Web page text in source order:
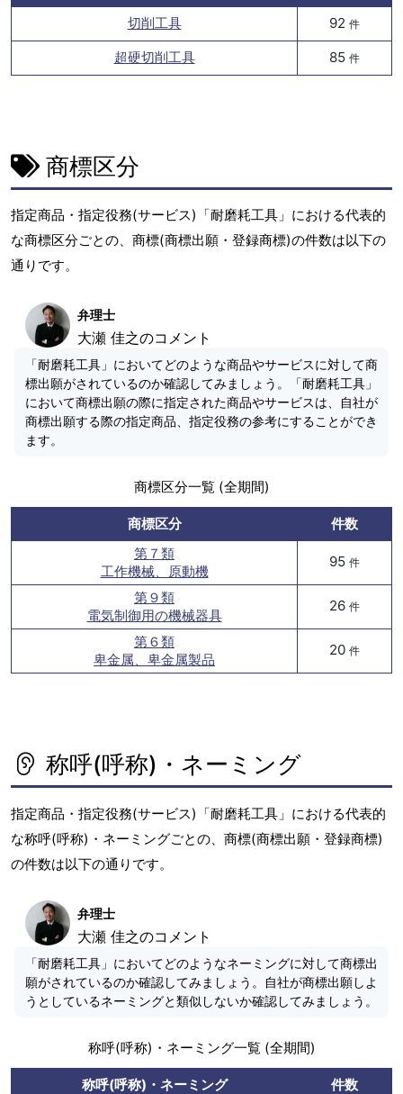
切削工具 92 件
超硬切削工具 85 件
商標区分
指定商品・指定役務(サービス)「耐磨耗工具」における代表的
な商標区分ごとの、商標(商標出願・登録商標)の件数は以下の
通りです。
弁理士
大瀬 佳之のコメント
「耐磨耗工具」においてどのような商品やサービスに対して商
標出願がされているのか確認してみましょう。「耐磨耗工具」
において商標出願の際に指定された商品やサービスは、自社が
商標出願する際の指定商品、指定役務の参考にすることができ
ます。
商標区分一覧 (全期間)
商標区分
件数
第７類
工作機械、原動機
95 件
第９類
電気制御用の機械器具
26 件
第６類
卑金属、卑金属製品
20 件
称呼(呼称)・ネーミング
指定商品・指定役務(サービス)「耐磨耗工具」における代表的
な称呼(呼称)・ネーミングごとの、商標(商標出願・登録商標)
の件数は以下の通りです。
弁理士
大瀬 佳之のコメント
「耐磨耗工具」においてどのようなネーミングに対して商標出
願がされているのか確認してみましょう。自社が商標出願しよ
うとしているネーミングと類似しないか確認してみましょう。
称呼(呼称)・ネーミング一覧 (全期間)
称呼(呼称)・ネーミング
件数